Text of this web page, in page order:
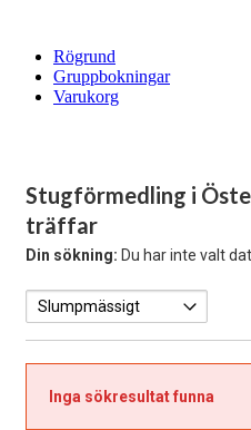
Rögrund
Gruppbokningar
Varukorg
Stugförmedling i
träffar
Din sökning: Du har inte valt
Stäng
Inga sökresultat funna